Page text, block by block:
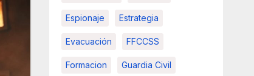
Espionaje Estrategia
Evacuación FFCCSS
Formacion Guardia Civil